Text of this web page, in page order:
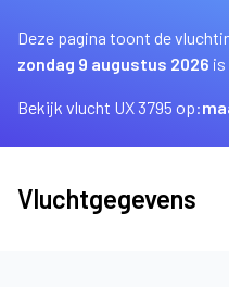
Deze pagina toont de
zondag 9 augustus 2026 is
Bekijk vlucht UX 3795 op:
Vluchtgegevens